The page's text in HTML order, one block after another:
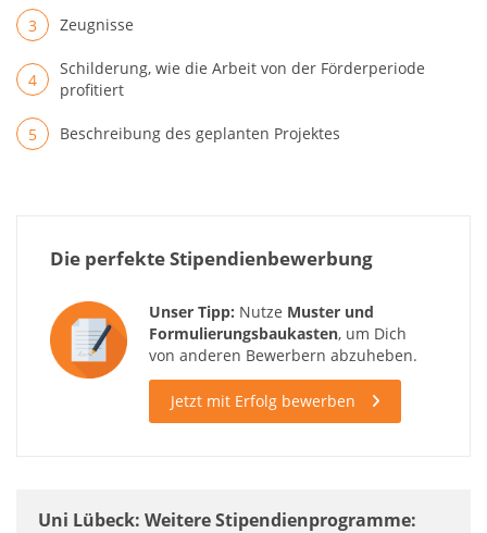
Zeugnisse
Schilderung, wie die Arbeit von der Förderperiode
profitiert
Beschreibung des geplanten Projektes
Die perfekte Stipendienbewerbung
Unser Tipp: Nutze Muster und
Formulierungsbaukasten, um Dich
von anderen Bewerbern abzuheben.
Jetzt mit Erfolg bewerben
Uni Lübeck: Weitere Stipendienprogramme